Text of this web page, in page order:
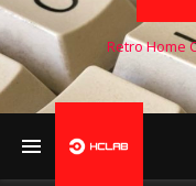
Retro Home